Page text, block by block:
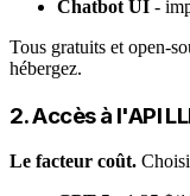
Chatbot UI -
Tous gratuits et open-
hébergez.
2. Accès à l'API
Le facteur coût.